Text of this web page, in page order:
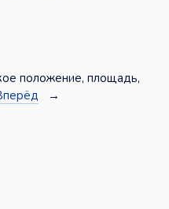
положение, площадь,
→